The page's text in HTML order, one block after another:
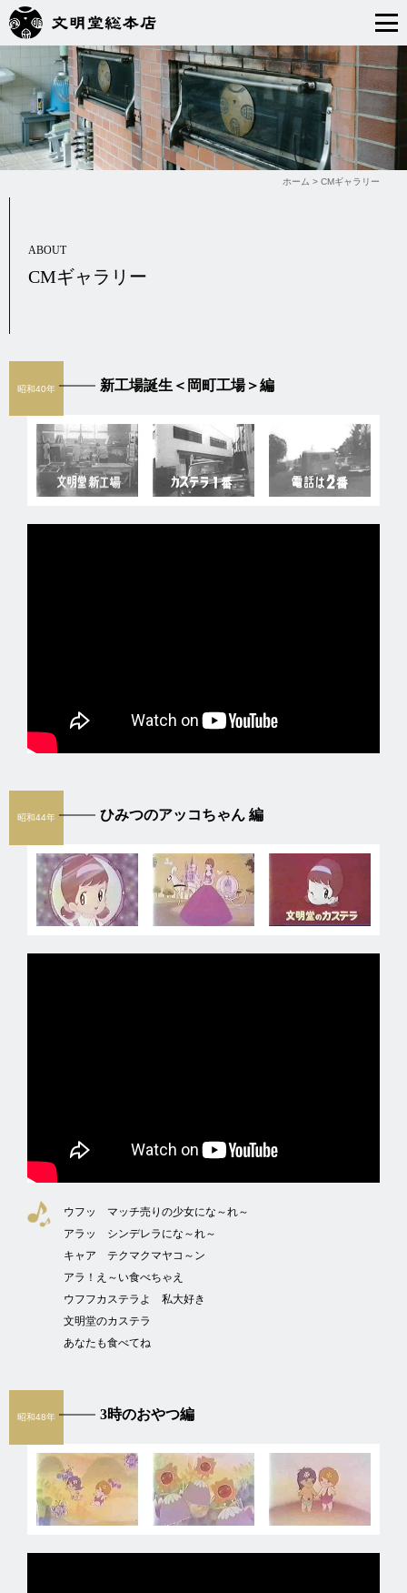
ホーム > CMギャラリー
ABOUT
CMギャラリー
昭和40年 新工場誕生＜岡町工場＞編
昭和44年 ひみつのアッコちゃん 編
ウフッ マッチ売りの少女にな～れ～
アラッ シンデレラにな～れ～
キャア テクマクマヤコ～ン
アラ！え～い食べちゃえ
ウフフカステラよ 私大好き
文明堂のカステラ
あなたも食べてね
昭和48年 3時のおやつ編